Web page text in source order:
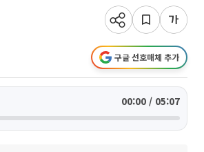
구글 선호매체 추가
00:00 / 05:07